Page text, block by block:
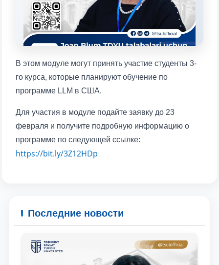
В этом модуле могут принять участие студенты 3-
го курса, которые планируют обучение по
программе LLM в США.
Для участия в модуле подайте заявку до 23
февраля и получите подробную информацию о
программе по следующей ссылке:
https://bit.ly/3Z12HDp
Последние новости
конкретные вопросы:
2. Документы (магистр) (4)
3. Собеседование (бакалавр) (8)
4. Собеседование (магистр) (5) 5. Стоимость обучения (2)
6. Онлайн-заявки (15) 7. Колл-центр (4)
8. Квота (бакалавриат) (1)
✉️ Написать администратору